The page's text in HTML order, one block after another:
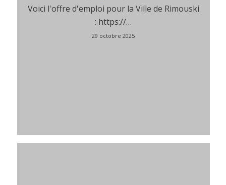
Voici l'offre d'emploi pour la Ville de Rimouski
: https://…
29 octobre 2025